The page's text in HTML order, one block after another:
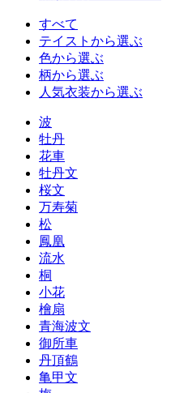
すべて
テイストから選ぶ
色から選ぶ
柄から選ぶ
人気衣装から選ぶ
波
牡丹
花車
牡丹文
桜文
万寿菊
松
鳳凰
流水
桐
小花
檜扇
青海波文
御所車
丹頂鶴
亀甲文